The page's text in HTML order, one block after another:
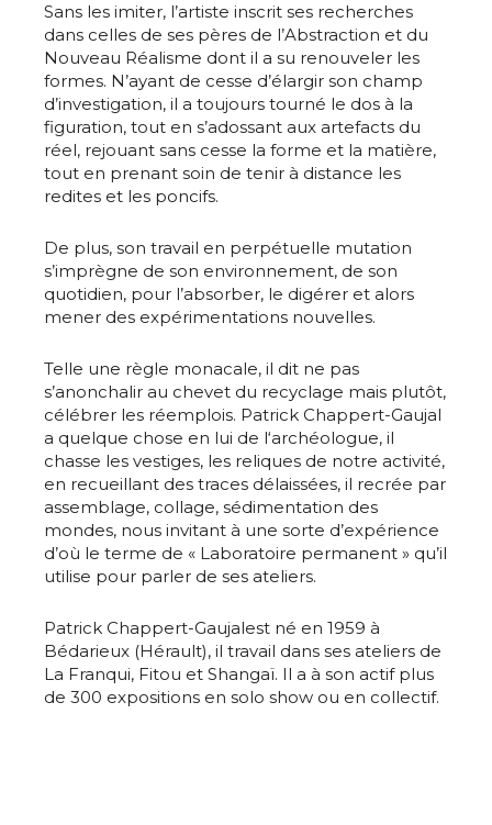
Sans les imiter, l’artiste inscrit ses recherches
dans celles de ses pères de l’Abstraction et du
Nouveau Réalisme dont il a su renouveler les
formes. N’ayant de cesse d’élargir son champ
d’investigation, il a toujours tourné le dos à la
figuration, tout en s’adossant aux artefacts du
réel, rejouant sans cesse la forme et la matière,
tout en prenant soin de tenir à distance les
redites et les poncifs.
De plus, son travail en perpétuelle mutation
s’imprègne de son environnement, de son
quotidien, pour l’absorber, le digérer et alors
mener des expérimentations nouvelles.
Telle une règle monacale, il dit ne pas
s’anonchalir au chevet du recyclage mais plutôt,
célébrer les réemplois. Patrick Chappert-Gaujal
a quelque chose en lui de l‘archéologue, il
chasse les vestiges, les reliques de notre activité,
en recueillant des traces délaissées, il recrée par
assemblage, collage, sédimentation des
mondes, nous invitant à une sorte d’expérience
d’où le terme de « Laboratoire permanent » qu’il
utilise pour parler de ses ateliers.
Patrick Chappert-Gaujalest né en 1959 à
Bédarieux (Hérault), il travail dans ses ateliers de
La Franqui, Fitou et Shangaï. Il a à son actif plus
de 300 expositions en solo show ou en collectif.